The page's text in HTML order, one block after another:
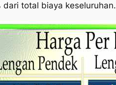
dari total biaya keseluruhan.